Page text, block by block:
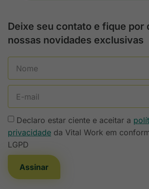
Deixe seu contato e fique por
nossas novidades exclusivas
Declaro estar ciente e aceitar a
privacidade da Vital Work em
LGPD
Assinar